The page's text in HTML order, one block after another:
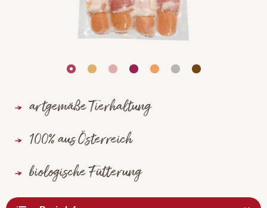
artgemäße Tierhaltung
100% aus Österreich
biologische Fütterung